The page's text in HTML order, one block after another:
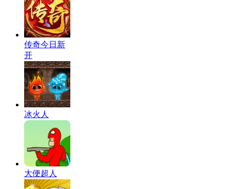
传奇今日新
开
冰火人
大便超人